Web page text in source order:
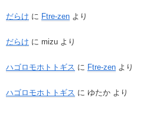
だらけ に Ftre-zen より
だらけ に mizu より
ハゴロモホトトギス に Ftre-zen より
ハゴロモホトトギス に ゆたか より